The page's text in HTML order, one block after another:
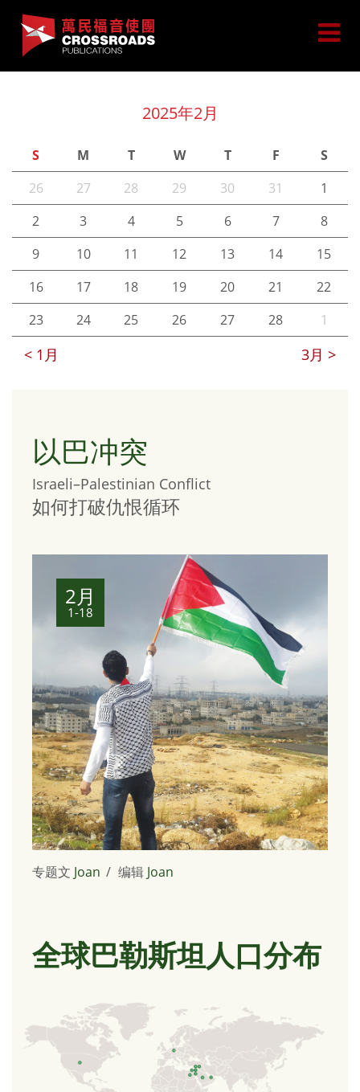
2025年2月
S M T W T F S
< 1月 3月 >
26 27 28 29 30 31
1
2
3 4 5 6 7
8
9
10 11 12 13 14
15
16
17 18 19 20 21
22
23
24 25 26 27 28 1
以巴冲突
Israeli–Palestinian Conflict
如何打破仇恨循环
2月
1-18
专题文 Joan 编辑 Joan
全球巴勒斯坦人口分布